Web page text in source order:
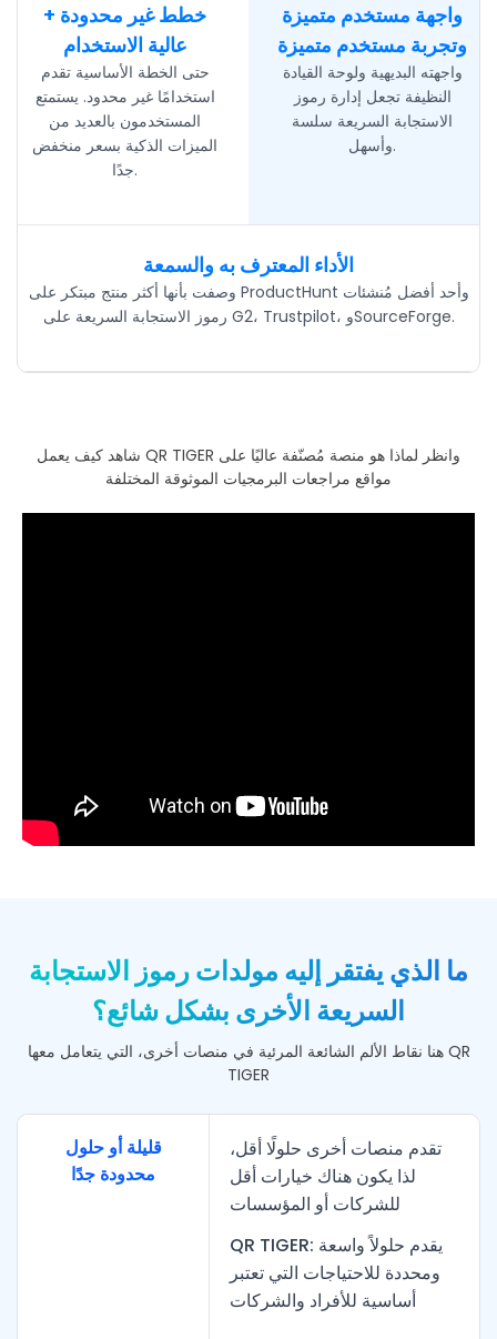
خطط غير محدودة +
عالية الاستخدام
حتى الخطة الأساسية تقدم
استخدامًا غير محدود. يستمتع
المستخدمون بالعديد من
الميزات الذكية بسعر منخفض
جدًا.
واجهة مستخدم متميزة
وتجربة مستخدم متميزة
واجهته البديهية ولوحة القيادة
النظيفة تجعل إدارة رموز
الاستجابة السريعة سلسة
وأسهل.
الأداء المعترف به والسمعة
وصفت بأنها أكثر منتج مبتكر على ProductHunt وأحد أفضل مُنشئات
رموز الاستجابة السريعة على G2، Trustpilot، وSourceForge.
شاهد كيف يعمل QR TIGER وانظر لماذا هو منصة مُصنّفة عاليًا على
مواقع مراجعات البرمجيات الموثوقة المختلفة
ما الذي يفتقر إليه مولدات رموز الاستجابة
السريعة الأخرى بشكل شائع؟
هنا نقاط الألم الشائعة المرئية في منصات أخرى، التي يتعامل معها QR
TIGER
قليلة أو حلول
محدودة جدًا
تقدم منصات أخرى حلولًا أقل،
لذا يكون هناك خيارات أقل
للشركات أو المؤسسات
QR TIGER: يقدم حلولاً واسعة
ومحددة للاحتياجات التي تعتبر
أساسية للأفراد والشركات